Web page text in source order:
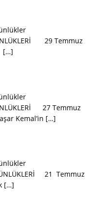
29 Temmuz
[…]
27 Temmuz
Kemal’in […]
21 Temmuz
[…]